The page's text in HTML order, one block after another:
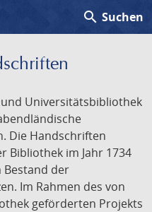
search Suchen
Universitätsbibliothek
Die Handschriften
Bibliothek im Jahr 1734
Bestand der
Im Rahmen des von
geförderten Projekts